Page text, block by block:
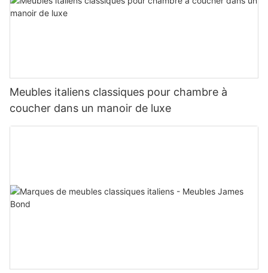
Meubles italiens classiques pour chambre à
coucher dans un manoir de luxe